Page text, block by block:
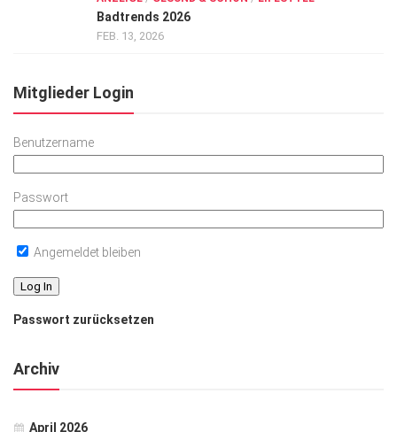
Badtrends 2026
FEB. 13, 2026
Mitglieder Login
Benutzername
Passwort
Angemeldet bleiben
Passwort zurücksetzen
Archiv
April 2026